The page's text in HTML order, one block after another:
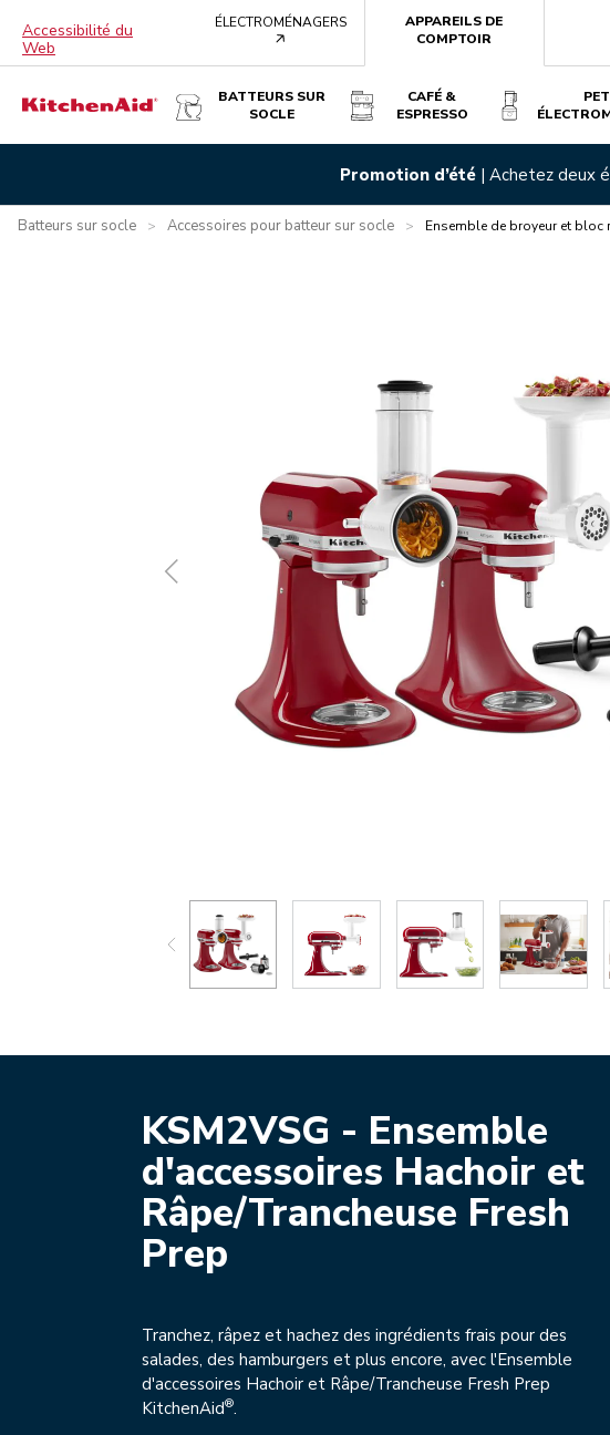
Accessibilité du
Web
ÉLECTROMÉNAGERS
APPAREILS DE
COMPTOIR
BATTEURS SUR
SOCLE
CAFÉ &
ESPRESSO
Promotion d’été | Achetez deux
Batteurs sur socle > Accessoires pour batteur sur socle > Ensemble de broyeur et
Avantages Caractéristiques
KSM2VSG - Ensemble
d'accessoires Hachoir et
Râpe/Trancheuse Fresh
Prep
Tranchez, râpez et hachez des ingrédients frais pour des
salades, des hamburgers et plus encore, avec l'Ensemble
d'accessoires Hachoir et Râpe/Trancheuse Fresh Prep
KitchenAid®.